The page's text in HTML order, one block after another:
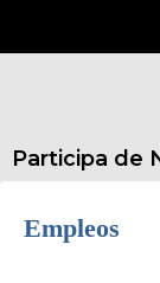
Participa de
Empleos